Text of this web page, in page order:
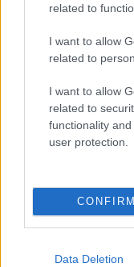
related to
I want to allow
related to
I want to allow
related to
functionality
user protection.
CONFIRM
Data Deletion
Σαββάτου –